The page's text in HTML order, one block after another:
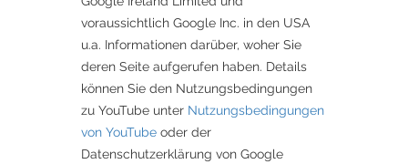
voraussichtlich Google Inc. in den USA
u.a. Informationen darüber, woher Sie
deren Seite aufgerufen haben. Details
können Sie den Nutzungsbedingungen
zu YouTube unter Nutzungsbedingungen
von YouTube oder der
Datenschutzerklärung von Google